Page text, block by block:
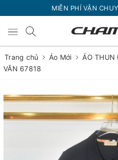
MIỄN PHÍ VẬN
Trang chủ Áo Mới
ÁO THUN
VĂN 67818